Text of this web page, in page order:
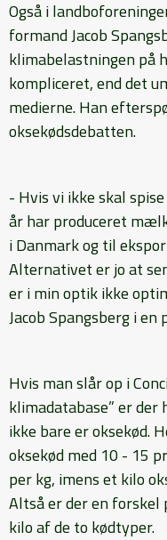
Også i
formand Jacob
klimabelastningen på
kompliceret, end det
medierne. Han
oksekødsdebatten.
- Hvis vi ikke skal
år har produceret
i Danmark og til
Alternativet er jo at
er i min optik ikke
Jacob Spangsberg i en
Hvis man slår op i
klimadatabase” er
ikke bare er oksekød.
oksekød med 10 - 15
per kg, imens et kilo
Altså er der en forskel
kilo af de to kødtyper.